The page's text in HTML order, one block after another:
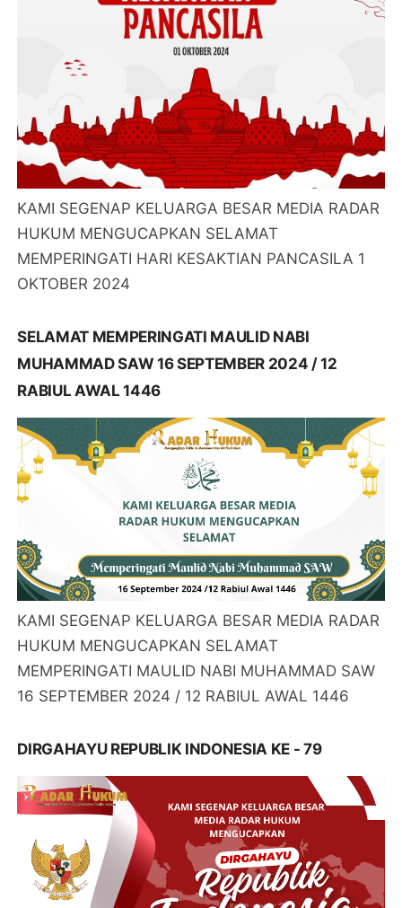
KAMI SEGENAP KELUARGA BESAR MEDIA RADAR
HUKUM MENGUCAPKAN SELAMAT
MEMPERINGATI HARI KESAKTIAN PANCASILA 1
OKTOBER 2024
SELAMAT MEMPERINGATI MAULID NABI
MUHAMMAD SAW 16 SEPTEMBER 2024 / 12
RABIUL AWAL 1446
KAMI SEGENAP KELUARGA BESAR MEDIA RADAR
HUKUM MENGUCAPKAN SELAMAT
MEMPERINGATI MAULID NABI MUHAMMAD SAW
16 SEPTEMBER 2024 / 12 RABIUL AWAL 1446
DIRGAHAYU REPUBLIK INDONESIA KE - 79